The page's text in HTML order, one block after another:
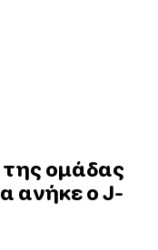
της ομάδας
ανήκε ο J-